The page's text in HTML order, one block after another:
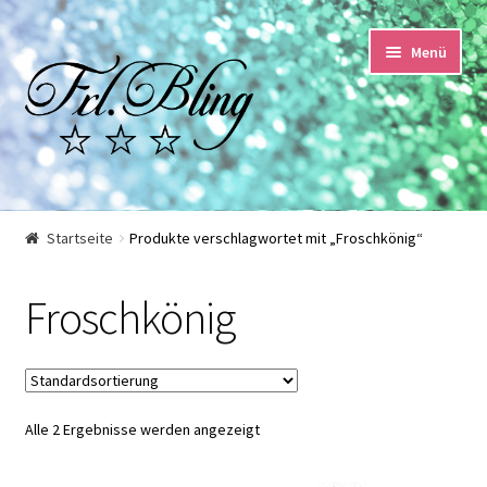
Zur
Navigation
springen
Springe
zum
Inhalt
Menü
Start
Datenschutzerklärung
Echtheit von Bewertungen
Impressum
Startseite Produkte verschlagwortet mit „Froschkönig“
Froschkönig
Alle 2 Ergebnisse werden angezeigt